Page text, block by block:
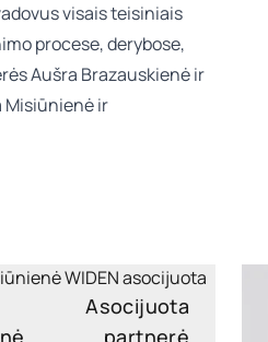
visais teisiniais
procese, derybose,
Aušra Brazauskienėir
Misiūnienėir
Asocijuota
partnerė